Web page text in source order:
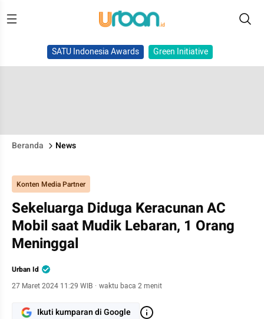
SATU Indonesia Awards Green Initiative
Beranda News
Konten Media Partner
Sekeluarga Diduga Keracunan AC
Mobil saat Mudik Lebaran, 1 Orang
Meninggal
Urban Id
27 Maret 2024 11:29 WIB · waktu baca 2 menit
Ikuti kumparan di Google